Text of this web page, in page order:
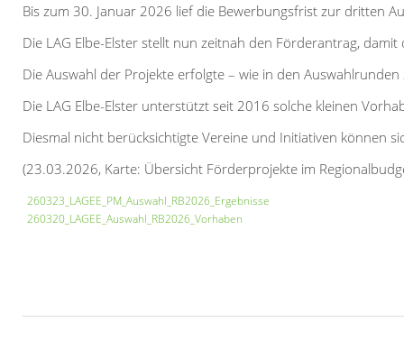
Bis zum 30. Januar 2026 lief die Bewerbungsfrist zur dritten
Die LAG Elbe-Elster stellt nun zeitnah den Förderantrag,
Die Auswahl der Projekte erfolgte – wie in den
Die LAG Elbe-Elster unterstützt seit 2016 solche kleinen
Diesmal nicht berücksichtigte Vereine und Initiativen können
(23.03.2026, Karte: Übersicht Förderprojekte im
260323_LAGEE_PM_Auswahl_RB2026_Ergebnisse
260320_LAGEE_Auswahl_RB2026_Vorhaben